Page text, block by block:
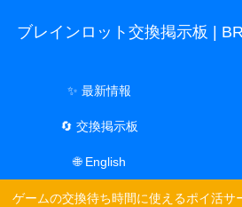
ブレインロット交換掲示板 |
✨ 最新情報
🔄 交換掲示板
🌐 English
ゲームの交換待ち時間に使えるポイ活サ